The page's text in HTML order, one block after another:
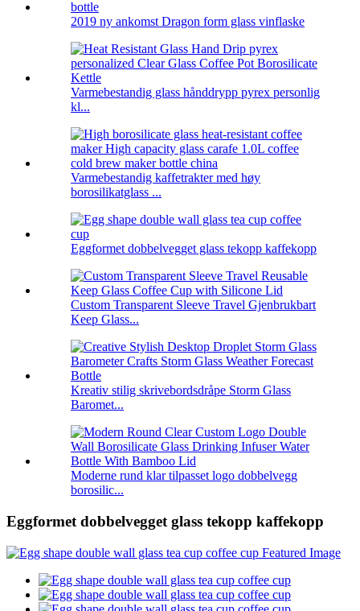
2019 ny ankomst Dragon form glass vinflaske
Varmebestandig glass hånddrypp pyrex personlig
kl...
Varmebestandig kaffetrakter med høy
borosilikatglass ...
Eggformet dobbelvegget glass tekopp kaffekopp
Custom Transparent Sleeve Travel Gjenbrukbart
Keep Glass...
Kreativ stilig skrivebordsdråpe Storm Glass
Baromet...
Moderne rund klar tilpasset logo dobbelvegg
borosilic...
Eggformet dobbelvegget glass tekopp kaffekopp